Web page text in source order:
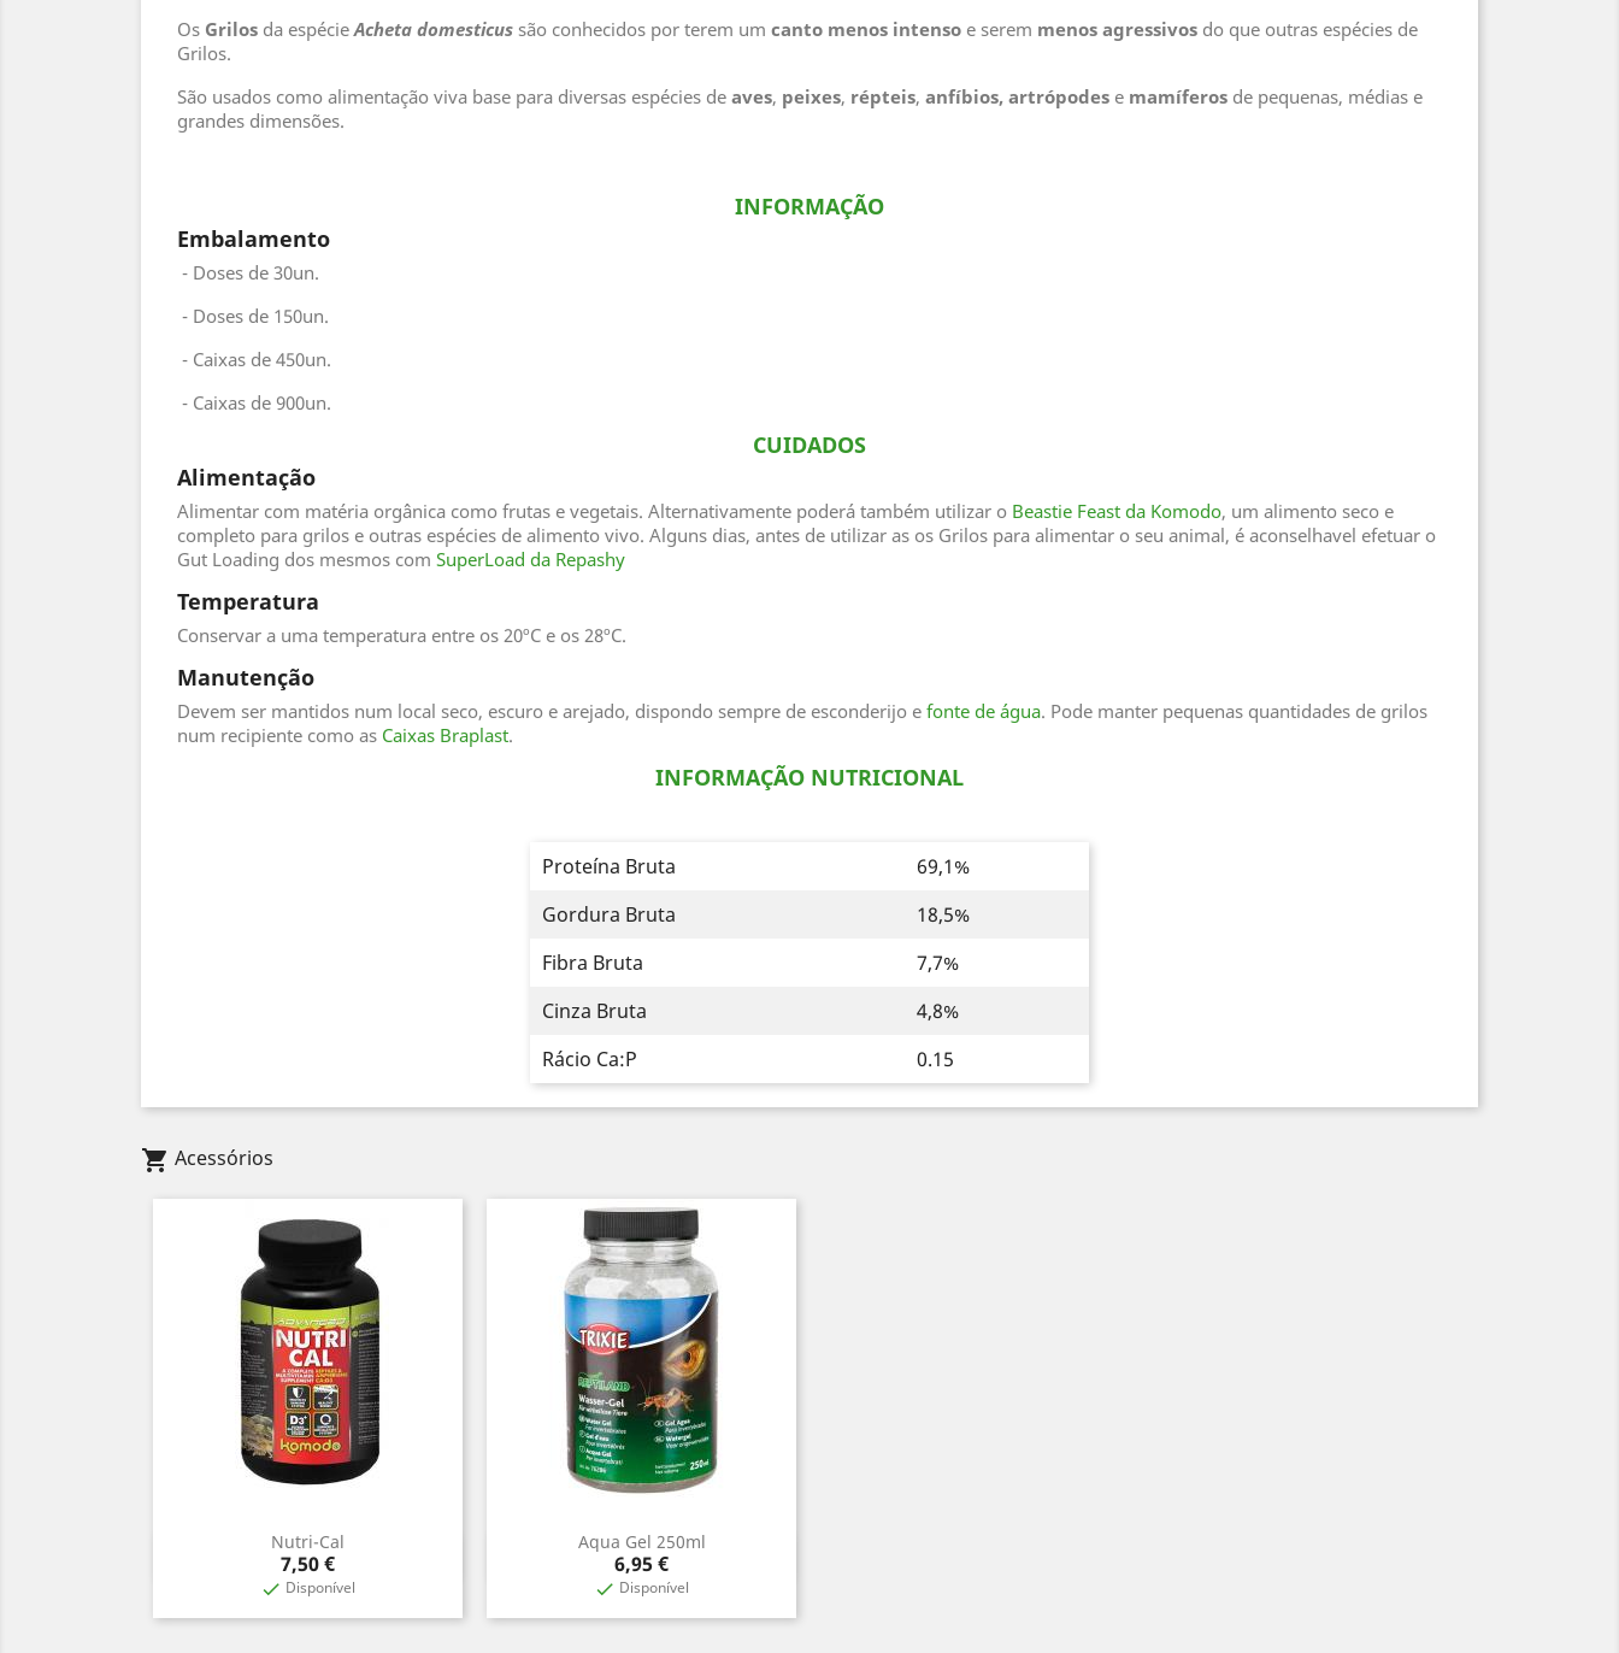
Os Grilos da espécieAcheta domesticus são conhecidos por terem um canto menos intenso e serem menos agressivos do que outras espécies de
Grilos.
São usados como alimentação viva base para diversas espécies de aves, peixes, répteis, anfíbios, artrópodes e mamíferos de pequenas, médias e
grandes dimensões.
INFORMAÇÃO
Embalamento
- Doses de 30un.
- Doses de 150un.
- Caixas de 450un.
- Caixas de 900un.
CUIDADOS
Alimentação
Alimentar com matéria orgânica como frutas e vegetais. Alternativamente poderá também utilizar o Beastie Feast da Komodo, um alimento seco e
completo para grilos e outras espécies de alimento vivo. Alguns dias, antes de utilizar as os Grilos para alimentar o seu animal, é aconselhavel efetuar o
Gut Loading dos mesmos com SuperLoad da Repashy
Temperatura
Conservar a uma temperatura entre os 20ºC e os 28ºC.
Manutenção
Devem ser mantidos num local seco, escuro e arejado, dispondo sempre de esconderijo e fonte de água. Pode manter pequenas quantidades de grilos
num recipiente como as Caixas Braplast.
INFORMAÇÃO NUTRICIONAL
Proteína Bruta
69,1%
Gordura Bruta
18,5%
Fibra Bruta
7,7%
Cinza Bruta
4,8%
Rácio Ca:P
0.15
shopping_cart Acessórios
Nutri-Cal
Preço
7,50 €
 Disponível
Vista rápida
Aqua Gel 250ml
Preço
6,95 €
 Disponível
 Vista rápida